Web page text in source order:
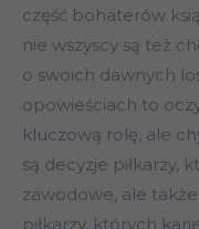
część bohaterów
nie wszyscy są też
o swoich dawnych
opowieściach to
kluczową rolę, ale
są decyzje piłkarzy,
zawodowe, ale
piłkarzy, których